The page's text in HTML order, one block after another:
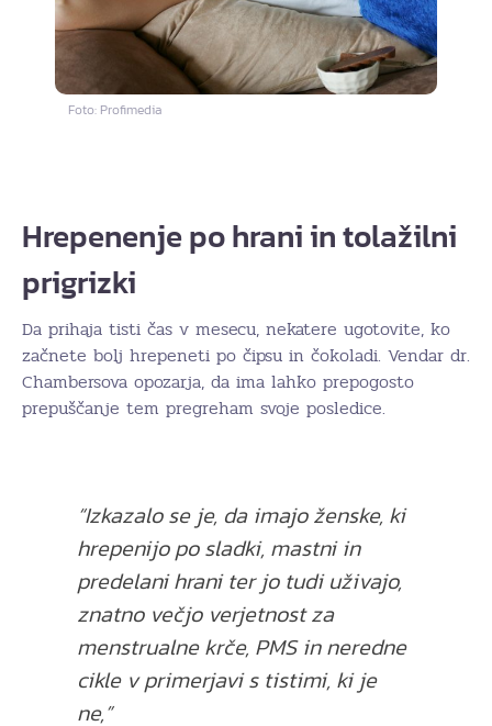
Foto: Profimedia
Hrepenenje po hrani in tolažilni
prigrizki
Da prihaja tisti čas v mesecu, nekatere ugotovite, ko
začnete bolj hrepeneti po čipsu in čokoladi. Vendar dr.
Chambersova opozarja, da ima lahko prepogosto
prepuščanje tem pregreham svoje posledice.
“Izkazalo se je, da imajo ženske, ki
hrepenijo po sladki, mastni in
predelani hrani ter jo tudi uživajo,
znatno večjo verjetnost za
menstrualne krče, PMS in neredne
cikle v primerjavi s tistimi, ki je
ne,”